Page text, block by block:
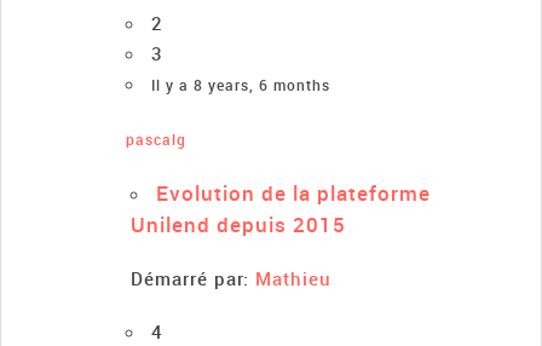
2
3
Il y a 8 years, 6 months
pascalg
Evolution de la plateforme
Unilend depuis 2015
Démarré par: Mathieu
4